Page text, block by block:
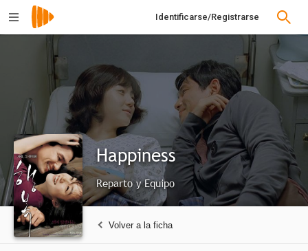
Identificarse/Registrarse
Happiness
Reparto y Equipo
Volver a la ficha